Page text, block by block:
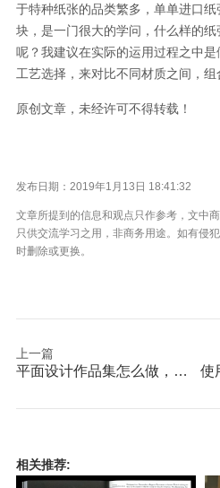
于特种纸张的品类繁多，单单进口
块，是一门很大的学问，什么样的
呢？我建议在实际的运用过程之中是
工艺选择，来对比不同材质之间，组
原创文章，未经许可不得转载！
发布日期：2019年1月13日 18:41:32
文章所提到的信息和观点只作参考，文中
只供交流学习之用，非商务用途。如有侵
时删除或更换。
上一篇
平面设计作品集怎么做，平面设计师用五步做作品集
相关推荐: